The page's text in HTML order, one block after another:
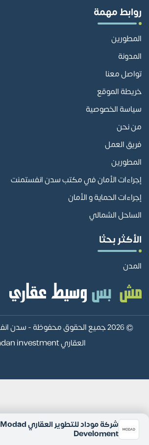
روابط مهمة
المطورين
المدونة
تواصل معنا
خريطة الموقع
سياسة الخصوصية
من نحن
فريق العمل
المطورين
إجراءات الأمان في مكتب سدن انفستمنت
إجراءات الحماية و الأمان
الساحل الشمالي
الأكثر بحثا
المدن
© 2026 جميع الحقوق محفوظة -
سدن
العقاري sadan investment
شركة موداد للتطوير العقاري Modad
Develoment